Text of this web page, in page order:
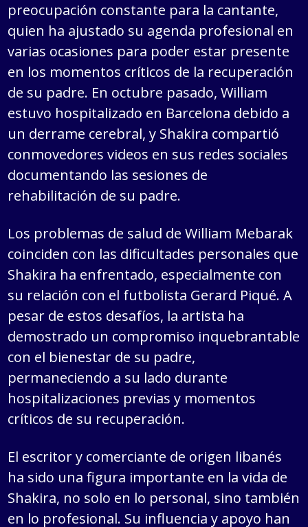
preocupación constante para la cantante,
quien ha ajustado su agenda profesional en
varias ocasiones para poder estar presente
en los momentos críticos de la recuperación
de su padre. En octubre pasado, William
estuvo hospitalizado en Barcelona debido a
un derrame cerebral, y Shakira compartió
conmovedores videos en sus redes sociales
documentando las sesiones de
rehabilitación de su padre.
Los problemas de salud de William Mebarak
coinciden con las dificultades personales que
Shakira ha enfrentado, especialmente con
su relación con el futbolista Gerard Piqué. A
pesar de estos desafíos, la artista ha
demostrado un compromiso inquebrantable
con el bienestar de su padre,
permaneciendo a su lado durante
hospitalizaciones previas y momentos
críticos de su recuperación.
El escritor y comerciante de origen libanés
ha sido una figura importante en la vida de
Shakira, no solo en lo personal, sino también
en lo profesional. Su influencia y apoyo han